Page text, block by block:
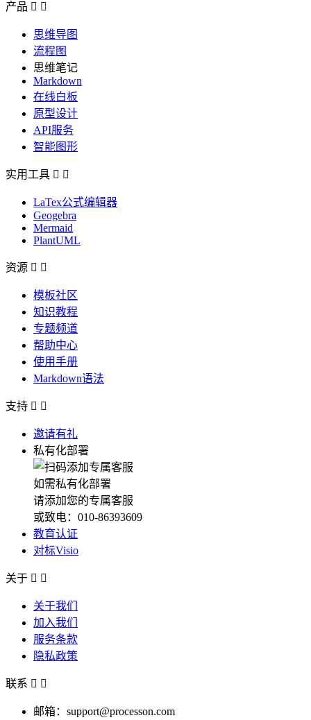
产品  
思维导图
流程图
思维笔记
Markdown
在线白板
原型设计
API服务
智能图形
实用工具  
LaTex公式编辑器
Geogebra
Mermaid
PlantUML
资源  
模板社区
知识教程
专题频道
帮助中心
使用手册
Markdown语法
支持  
邀请有礼
私有化部署
如需私有化部署
请添加您的专属客服
或致电：010-86393609
教育认证
对标Visio
关于  
关于我们
加入我们
服务条款
隐私政策
联系  
邮箱：support@processon.com